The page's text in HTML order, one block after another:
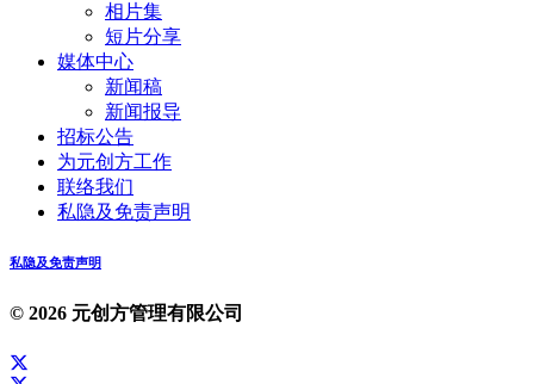
相片集
短片分享
媒体中心
新闻稿
新闻报导
招标公告
为元创方工作
联络我们
私隐及免责声明
私隐及免责声明
© 2026 元创方管理有限公司